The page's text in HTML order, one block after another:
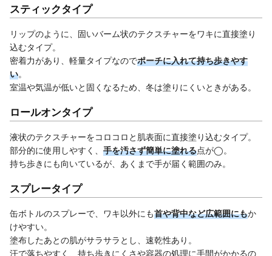
スティックタイプ
リップのように、固いバーム状のテクスチャーをワキに直接塗り
込むタイプ。
密着力があり、軽量タイプなのでポーチに入れて持ち歩きやす
い。
室温や気温が低いと固くなるため、冬は塗りにくいときがある。
ロールオンタイプ
液状のテクスチャーをコロコロと肌表面に直接塗り込むタイプ。
部分的に使用しやすく、 手を汚さず簡単に塗れる点が◯。
持ち歩きにも向いているが、あくまで手が届く範囲のみ。
スプレータイプ
缶ボトルのスプレーで、ワキ以外にも首や背中など広範囲にもか
けやすい。
塗布したあとの肌がサラサラとし、速乾性あり。
汗で落ちやすく、持ち歩きにくさや容器の処理に手間がかかるの